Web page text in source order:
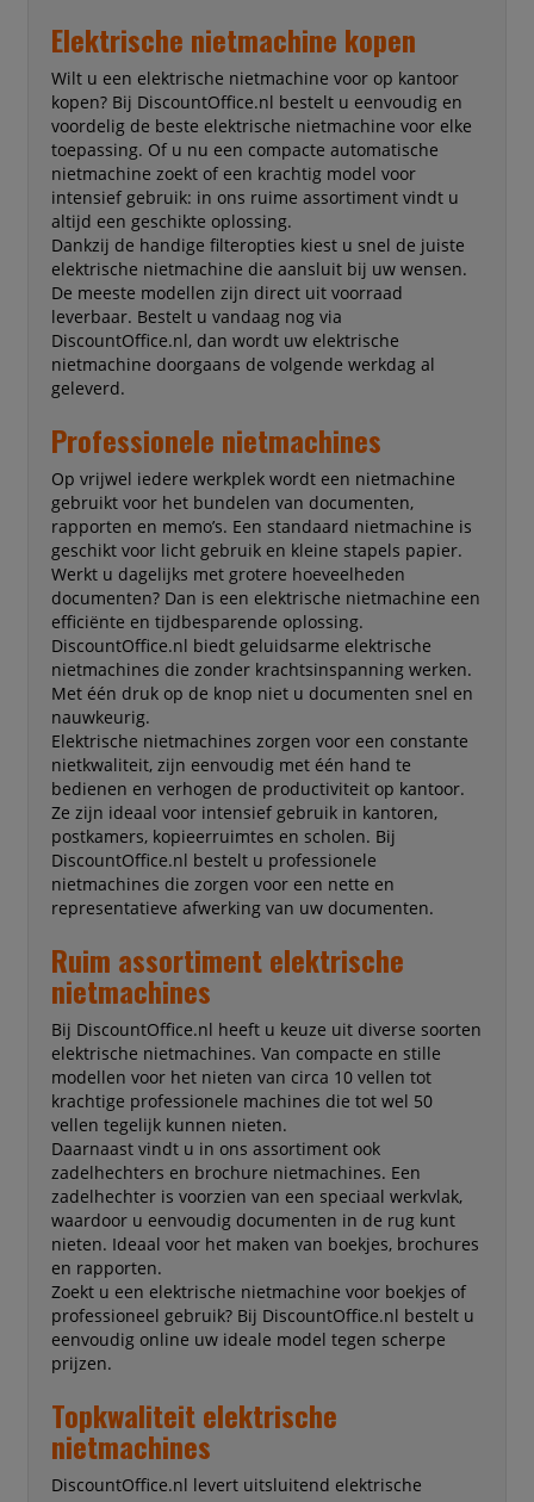
Elektrische nietmachine kopen
Wilt u een elektrische nietmachine voor op kantoor
kopen? Bij DiscountOffice.nl bestelt u eenvoudig en
voordelig de beste elektrische nietmachine voor elke
toepassing. Of u nu een compacte automatische
nietmachine zoekt of een krachtig model voor
intensief gebruik: in ons ruime assortiment vindt u
altijd een geschikte oplossing.
Dankzij de handige filteropties kiest u snel de juiste
elektrische nietmachine die aansluit bij uw wensen.
De meeste modellen zijn direct uit voorraad
leverbaar. Bestelt u vandaag nog via
DiscountOffice.nl, dan wordt uw elektrische
nietmachine doorgaans de volgende werkdag al
geleverd.
Professionele nietmachines
Op vrijwel iedere werkplek wordt een nietmachine
gebruikt voor het bundelen van documenten,
rapporten en memo’s. Een standaard nietmachine is
geschikt voor licht gebruik en kleine stapels papier.
Werkt u dagelijks met grotere hoeveelheden
documenten? Dan is een elektrische nietmachine een
efficiënte en tijdbesparende oplossing.
DiscountOffice.nl biedt geluidsarme elektrische
nietmachines die zonder krachtsinspanning werken.
Met één druk op de knop niet u documenten snel en
nauwkeurig.
Elektrische nietmachines zorgen voor een constante
nietkwaliteit, zijn eenvoudig met één hand te
bedienen en verhogen de productiviteit op kantoor.
Ze zijn ideaal voor intensief gebruik in kantoren,
postkamers, kopieerruimtes en scholen. Bij
DiscountOffice.nl bestelt u professionele
nietmachines die zorgen voor een nette en
representatieve afwerking van uw documenten.
Ruim assortiment elektrische
nietmachines
Bij DiscountOffice.nl heeft u keuze uit diverse soorten
elektrische nietmachines. Van compacte en stille
modellen voor het nieten van circa 10 vellen tot
krachtige professionele machines die tot wel 50
vellen tegelijk kunnen nieten.
Daarnaast vindt u in ons assortiment ook
zadelhechters en brochure nietmachines. Een
zadelhechter is voorzien van een speciaal werkvlak,
waardoor u eenvoudig documenten in de rug kunt
nieten. Ideaal voor het maken van boekjes, brochures
en rapporten.
Zoekt u een elektrische nietmachine voor boekjes of
professioneel gebruik? Bij DiscountOffice.nl bestelt u
eenvoudig online uw ideale model tegen scherpe
prijzen.
Topkwaliteit elektrische
nietmachines
DiscountOffice.nl levert uitsluitend elektrische